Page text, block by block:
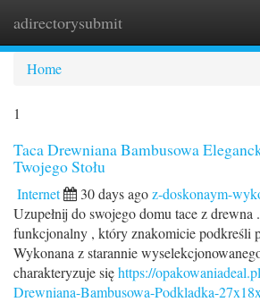
adirectorysubmit
Home
1
Taca Drewniana Bambusowa
Twojego Stołu
Internet 30 days agoz-doskonaym-
Uzupełnij do swojego domu tace z
funkcjonalny , który znakomicie podkreśli
Wykonana z starannie
charakteryzuje sięhttps://
Drewniana-Bambusowa-Podkladka-